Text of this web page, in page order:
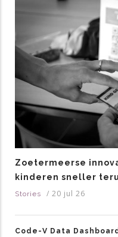
Zoetermeerse
kinderen sneller
Stories / 20 jul 26
Code-V Data